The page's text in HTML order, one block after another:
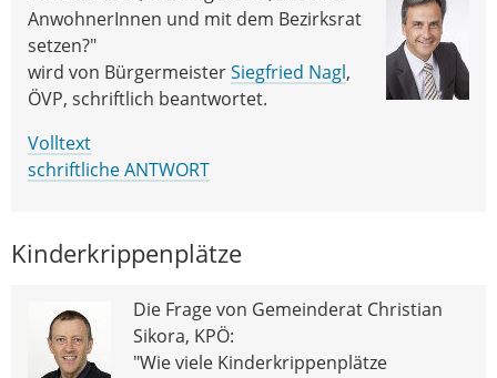
AnwohnerInnen und mit dem Bezirksrat
setzen?"
wird von BürgermeisterSiegfried Nagl,
ÖVP, schriftlich beantwortet.
Volltext
schriftliche ANTWORT
Kinderkrippenplätze
Die Frage von Gemeinderat Christian
Sikora, KPÖ:
"Wie viele Kinderkrippenplätze